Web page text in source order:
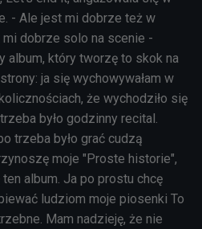
- Ale jest mi dobrze też w
dobrze solo na scenie -
album, który tworzę to skok na
ja się wychowywałam w
że wychodziło się
było godzinny recital.
trzeba było grać cudzą
moje "Proste historie",
album. Ja po prostu chcę
ludziom moje piosenki To
Mam nadzieję, że nie